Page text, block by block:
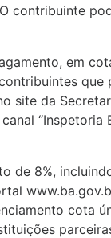
contribuinte
em
que
site da
“Inspetoria
de 8%,
cota